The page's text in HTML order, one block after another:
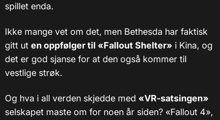
spillet enda.
Ikke mange vet om det, men Bethesda har faktisk
gitt ut en oppfølger til «Fallout Shelter» i Kina, og
det er god sjanse for at den også kommer til
vestlige strøk.
Og hva i all verden skjedde med «VR-satsingen»
selskapet maste om for noen år siden? «Fallout 4»,